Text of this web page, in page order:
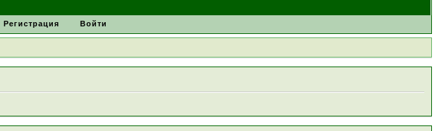
Регистрация Войти